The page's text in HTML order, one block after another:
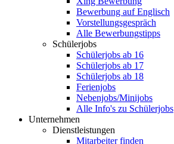
Bewerbung auf Englisch
Vorstellungsgespräch
Alle Bewerbungstipps
Schülerjobs
Schülerjobs ab 16
Schülerjobs ab 17
Schülerjobs ab 18
Ferienjobs
Nebenjobs/Minijobs
Alle Info's zu Schülerjobs
Unternehmen
Dienstleistungen
Mitarbeiter finden